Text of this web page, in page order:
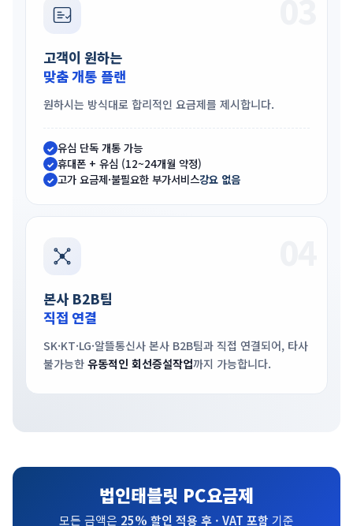
고객이 원하는
맞춤 개통 플랜
원하시는 방식대로 합리적인 요금제를 제시합니다.
✓ 유심 단독 개통 가능
✓ 휴대폰 + 유심 (12~24개월 약정)
✓ 고가 요금제·불필요한 부가서비스강요 없음
본사 B2B팀
직접 연결
SK·KT·LG·알뜰통신사 본사 B2B팀과 직접 연결되어, 타사
불가능한 유동적인 회선증설작업까지 가능합니다.
법인태블릿 PC요금제
모든 금액은 25% 할인 적용 후 · VAT 포함 기준